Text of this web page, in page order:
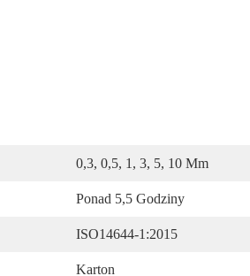
0,3, 0,5, 1, 3, 5, 10 Μm
Ponad 5,5 Godziny
ISO14644-1:2015
Karton